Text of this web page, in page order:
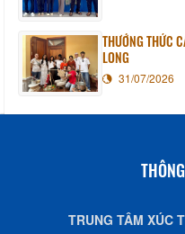
THƯỞNG THỨC
LONG
31/07/2026
TRUNG TÂM XÚC